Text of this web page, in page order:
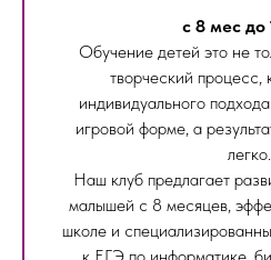
с 8 мес до
Обучение детей это не
творческий процесс,
индивидуального
игровой форме, а
легко.
Наш клуб предлагает
малышей с 8 месяцев,
школе и
к ЕГЭ по информатике,